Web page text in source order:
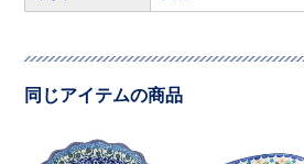
同じアイテムの商品